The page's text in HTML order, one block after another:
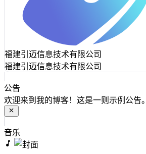
福建引迈信息技术有限公司
福建引迈信息技术有限公司
公告
欢迎来到我的博客！这是一则示例公告。
音乐